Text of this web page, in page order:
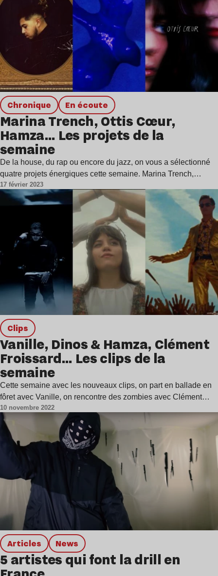
chronique en écoute
Marina Trench, Ottis Cœur,
Hamza… Les projets de la
semaine
De la house, du rap ou encore du jazz, on vous a sélectionné
quatre projets énergiques cette semaine. Marina Trench,…
17 février 2023
clips
Vanille, Dinos & Hamza, Clément
Froissard… Les clips de la
semaine
Cette semaine avec les nouveaux clips, on part en ballade en
fôret avec Vanille, on rencontre des zombies avec Clément…
10 novembre 2022
Articles news
5 artistes qui font la drill en